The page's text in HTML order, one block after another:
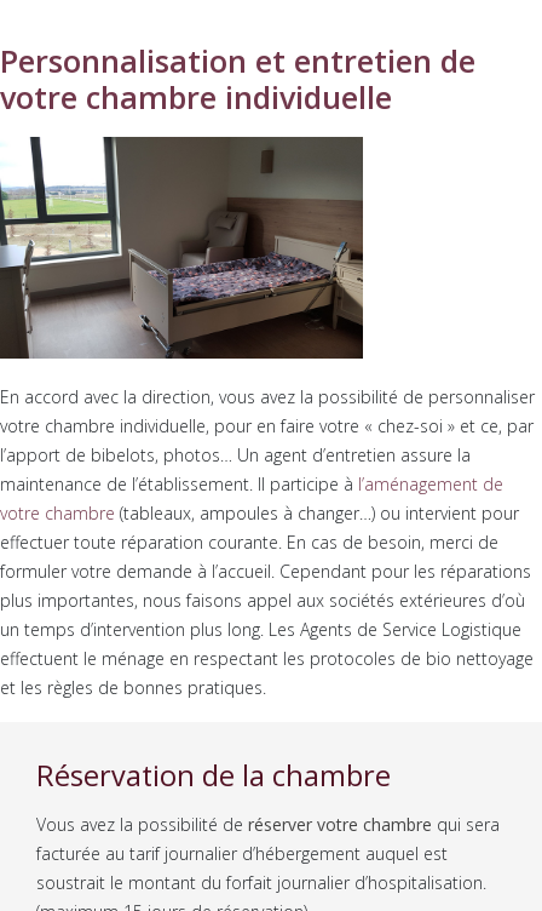
Personnalisation et entretien de
votre chambre individuelle
En accord avec la direction, vous avez la possibilité de personnaliser
votre chambre individuelle, pour en faire votre « chez-soi » et ce, par
l’apport de bibelots, photos… Un agent d’entretien assure la
maintenance de l’établissement. Il participe à l’aménagement de
votre chambre (tableaux, ampoules à changer…) ou intervient pour
effectuer toute réparation courante. En cas de besoin, merci de
formuler votre demande à l’accueil. Cependant pour les réparations
plus importantes, nous faisons appel aux sociétés extérieures d’où
un temps d’intervention plus long. Les Agents de Service Logistique
effectuent le ménage en respectant les protocoles de bio nettoyage
et les règles de bonnes pratiques.
Réservation de la chambre
Vous avez la possibilité de réserver votre chambre qui sera
facturée au tarif journalier d’hébergement auquel est
soustrait le montant du forfait journalier d’hospitalisation.